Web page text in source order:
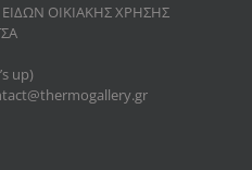
ΟΙΚΙΑΚΗΣ ΧΡΗΣΗΣ
up)